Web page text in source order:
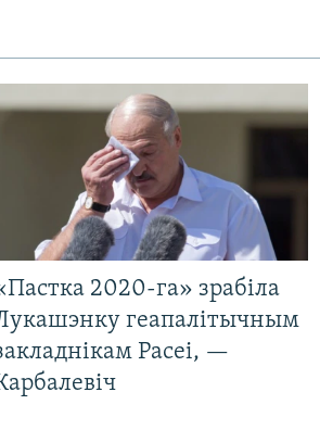
2020-га» зрабіла
геапалітычным
Расеі, —